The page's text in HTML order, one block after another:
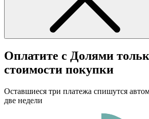
Оплатите с Долями
стоимости покупки
Оставшиеся три платежа спишутся
две недели